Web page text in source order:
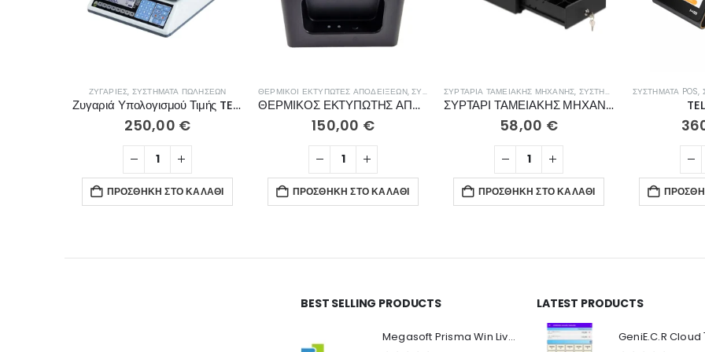
ΖΥΓΑΡΙΈΣ, ΣΥΣΤΉΜΑΤΑ ΠΩΛΉΣΕΩΝ
Ζυγαριά Υπολογισμού Τιμής TEM EGE LCD
250,00 €
ΠΡΟΣΘΉΚΗ ΣΤΟ ΚΑΛΆΘΙ
ΘΕΡΜΙΚΟΊ ΕΚΤΥΠΩΤΈΣ ΑΠΟΔΕΊΞΕΩΝ,ΣΥΣΤΉΜΑΤΑ ΠΩΛΉΣΕΩΝ
ΘΕΡΜΙΚΟΣ ΕΚΤΥΠΩΤΗΣ ΑΠΟΔΕΙΞΕΩΝ ASSO PRO
150,00 €
ΠΡΟΣΘΉΚΗ ΣΤΟ ΚΑΛΆΘΙ
ΣΥΡΤΆΡΙΑ ΤΑΜΕΙΑΚΉΣ ΜΗΧΑΝΉΣ, ΣΥΣΤΉΜΑΤΑ ΠΩΛΉΣΕΩΝ
ΣΥΡΤΑΡΙ ΤΑΜΕΙΑΚΗΣ ΜΗΧΑΝΗΣ DIG-250
58,00 €
ΠΡΟΣΘΉΚΗ ΣΤΟ ΚΑΛΆΘΙ
ΣΥΣΤΉΜΑΤΑ POS,
BEST SELLING PRODUCTS
Megasoft Prisma Win Live Viewer
LATEST PRODUCTS
Ο Λογαριασμός μου